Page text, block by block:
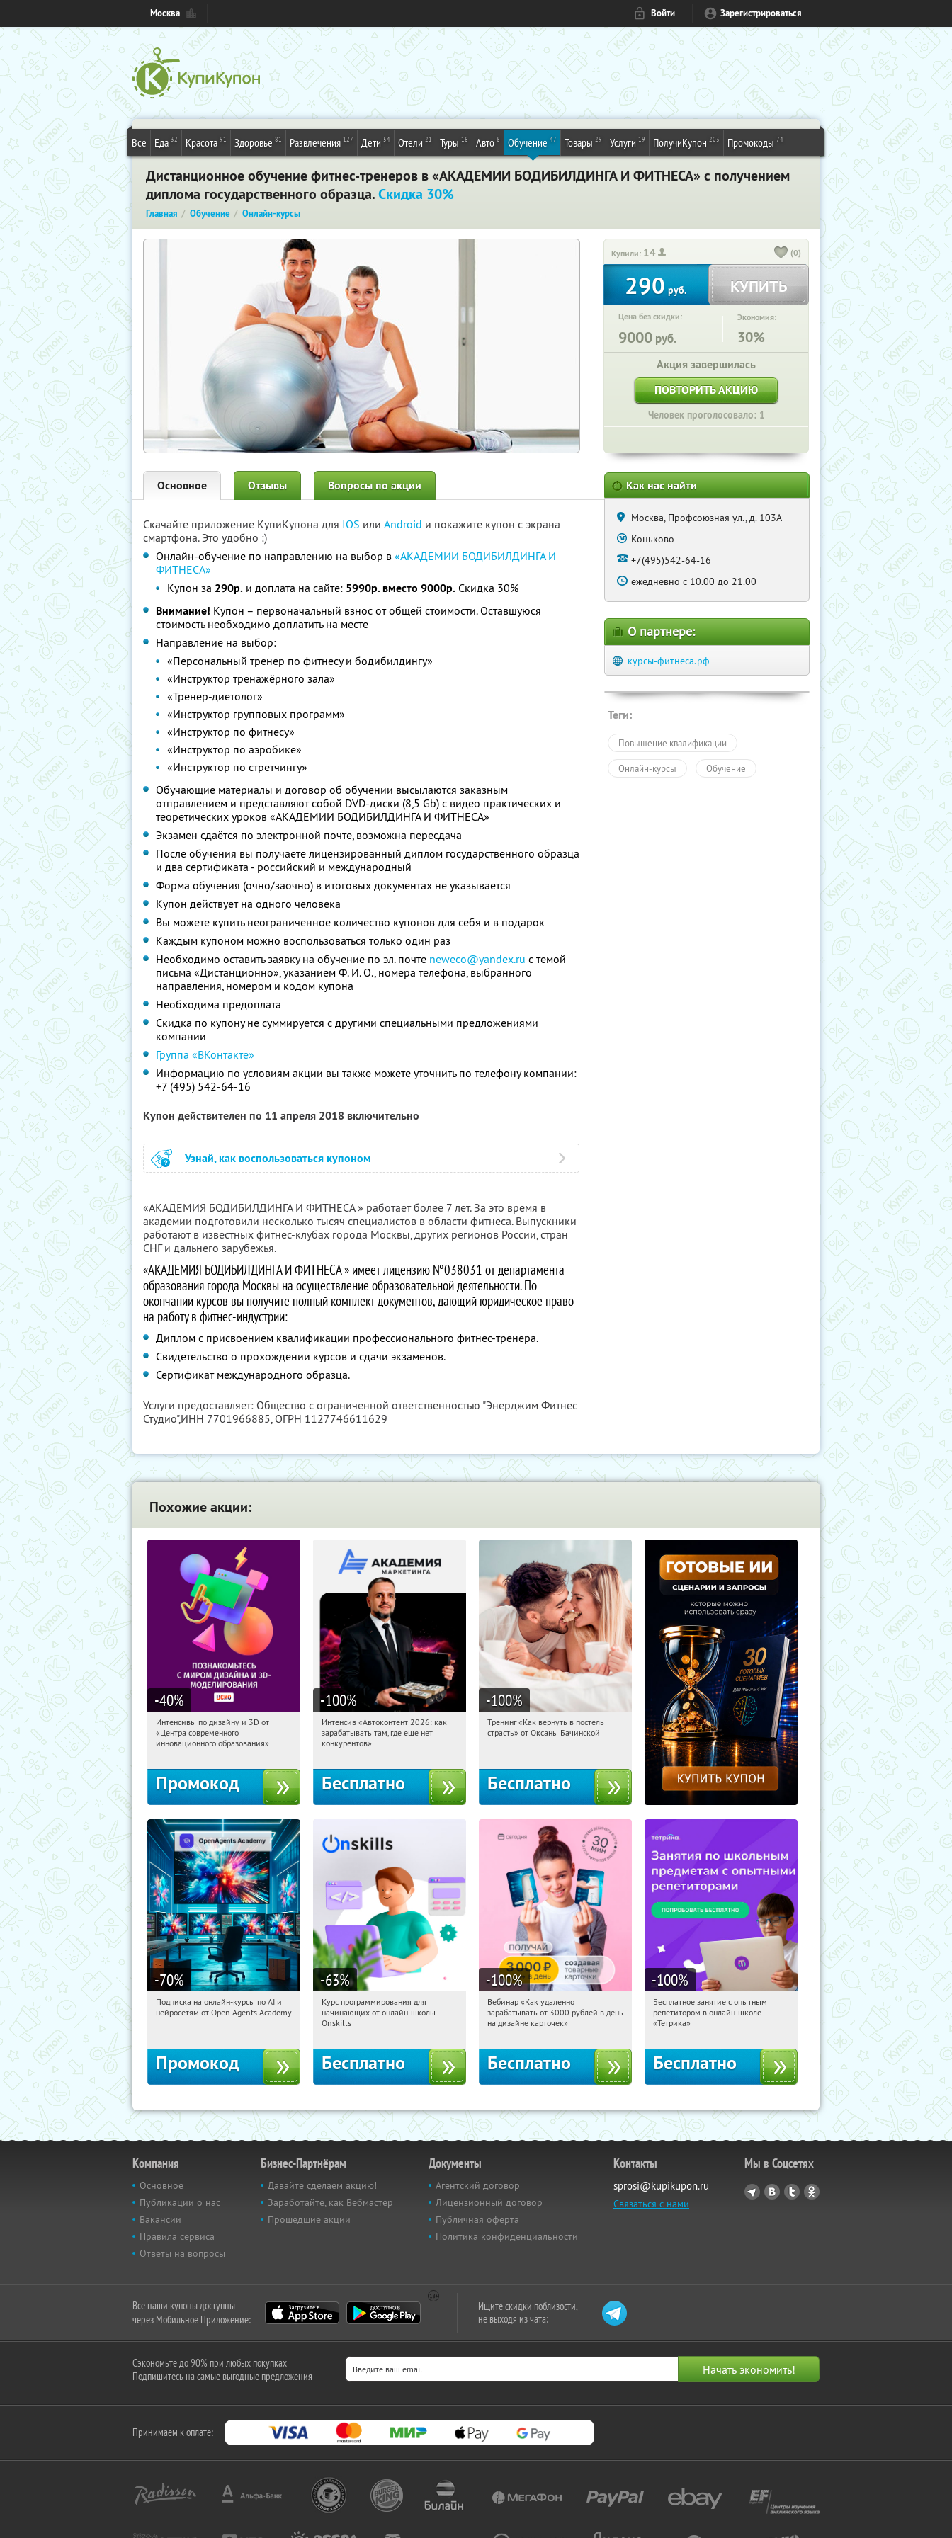
Москва Войти Зарегистрироваться
Все Еда 32 Красота 91 Здоровье 81 Развлечения 127 Дети 54 Отели 21 Туры 16 Авто 8 Обучение 47 Товары 29 Услуги 19 ПолучиКупон 203 Промокоды 74
Дистанционное обучение фитнес-тренеров в «АКАДЕМИИ БОДИБИЛДИНГА И ФИТНЕСА» с получением
диплома государственного образца.Скидка 30%
Главная Обучение Онлайн-курсы
Купили: 14 (0)
290 руб. КУПИТЬ
Цена без скидки:
9000 руб.
Экономия:
30%
Акция завершилась
ПОВТОРИТЬ АКЦИЮ
Человек проголосовало: 1
Основное Отзывы Вопросы по акции
Скачайте приложение КупиКупона для IOS или Android и покажите купон с экрана
смартфона. Это удобно :)
Онлайн-обучение по направлению на выбор в «АКАДЕМИИ БОДИБИЛДИНГА И
ФИТНЕСА»
Купон за 290р. и доплата на сайте: 5990р. вместо 9000р. Скидка 30%
Внимание! Купон – первоначальный взнос от общей стоимости. Оставшуюся
стоимость необходимо доплатить на месте
Направление на выбор:
«Персональный тренер по фитнесу и бодибилдингу»
«Инструктор тренажёрного зала»
«Тренер-диетолог»
«Инструктор групповых программ»
«Инструктор по фитнесу»
«Инструктор по аэробике»
«Инструктор по стретчингу»
Обучающие материалы и договор об обучении высылаются заказным
отправлением и представляют собой DVD-диски (8,5 Gb) с видео практических и
теоретических уроков «АКАДЕМИИ БОДИБИЛДИНГА И ФИТНЕСА»
Экзамен сдаётся по электронной почте, возможна пересдача
После обучения вы получаете лицензированный диплом государственного образца
и два сертификата - российский и международный
Форма обучения (очно/заочно) в итоговых документах не указывается
Купон действует на одного человека
Вы можете купить неограниченное количество купонов для себя и в подарок
Каждым купоном можно воспользоваться только один раз
Необходимо оставить заявку на обучение по эл. почте neweco@yandex.ru с темой
письма «Дистанционно», указанием Ф. И. О., номера телефона, выбранного
направления, номером и кодом купона
Необходима предоплата
Скидка по купону не суммируется с другими специальными предложениями
компании
Группа «ВКонтакте»
Информацию по условиям акции вы также можете уточнить по телефону компании:
+7 (495) 542-64-16
Купон действителен по 11 апреля 2018 включительно
Узнай, как воспользоваться купоном
«АКАДЕМИЯ БОДИБИЛДИНГА И ФИТНЕСА » работает более 7 лет. За это время в
академии подготовили несколько тысяч специалистов в области фитнеса. Выпускники
работают в известных фитнес-клубах города Москвы, других регионов России, стран
СНГ и дальнего зарубежья.
«АКАДЕМИЯ БОДИБИЛДИНГА И ФИТНЕСА» имеет лицензию №038031 от департамента
образования города Москвы на осуществление образовательной деятельности. По
окончании курсов вы получите полный комплект документов, дающий юридическое право
на работу в фитнес-индустрии:
Диплом с присвоением квалификации профессионального фитнес-тренера.
Свидетельство о прохождении курсов и сдачи экзаменов.
Сертификат международного образца.
Услуги предоставляет: Общество с ограниченной ответственностью "Энерджим Фитнес
Студио",ИНН 7701966885, ОГРН 1127746611629
Как нас найти
Москва, Профсоюзная ул., д. 103А
Коньково
+7(495)542-64-16
ежедневно с 10.00 до 21.00
О партнере:
курсы-фитнеса.рф
Теги:
Повышение квалификации
Онлайн-курсы Обучение
Похожие акции:
-40%
21:30:24 Получили:
Семёновская
Интенсивы по дизайну и 3D от
«Центра современного
инновационного образования»
Промокод
-100%
21:30:24 Получили:
Россия
Интенсив «Автоконтент 2026: как
зарабатывать там, где еще нет
конкурентов»
Бесплатно
-100%
21:30:24 Получили:
Тренинг «Как вернуть в постель
страсть» от Оксаны Бачинской
Бесплатно
-70%
21:30:24 Получили:
Подписка на онлайн-курсы по AI и
нейросетям от Open Agents Academy
Промокод
-63%
21:30:24 Получили:
Россия
Курс программирования для
начинающих от онлайн-школы
Onskills
Бесплатно
-100%
21:30:24 Получили:
Россия
Вебинар «Как удаленно
зарабатывать от 3000 рублей в день
на дизайне карточек»
Бесплатно
-100%
21:30:24 Получили:
Москва, Россия
Бесплатное занятие с опытным
репетитором в онлайн-школе
«Тетрика»
Бесплатно
Компания
Основное
Публикации о нас
Вакансии
Правила сервиса
Ответы на вопросы
Бизнес-Партнёрам
Давайте сделаем акцию!
Заработайте, как Вебмастер
Прошедшие акции
Документы
Агентский договор
Лицензионный договор
Публичная оферта
Политика конфиденциальности
Контакты
sprosi@kupikupon.ru
Связаться с нами
Мы в Соцсетях
Все наши купоны доступны
через Мобильное Приложение:
Ищите скидки поблизости,
не выходя из чата:
Сэкономьте до 90% при любых покупках
Подпишитесь на самые выгодные предложения
Принимаем к оплате: